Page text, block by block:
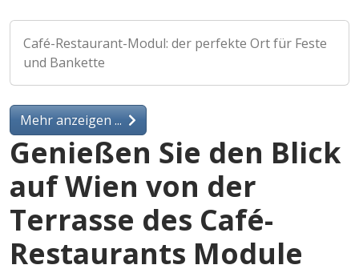
Café-Restaurant-Modul: der perfekte Ort für Feste
und Bankette
Mehr anzeigen ...
Genießen Sie den Blick
auf Wien von der
Terrasse des Café-
Restaurants Module